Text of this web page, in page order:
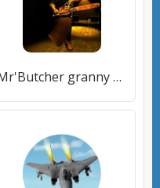
Mr'Butcher granny Horror House